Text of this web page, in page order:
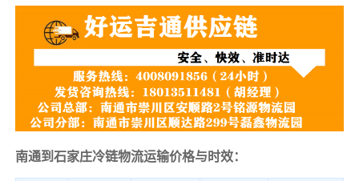
南通到石家庄冷链物流运输价格与时效：